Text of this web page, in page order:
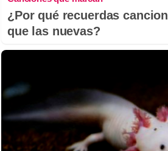
¿Por qué recuerdas
que las nuevas?